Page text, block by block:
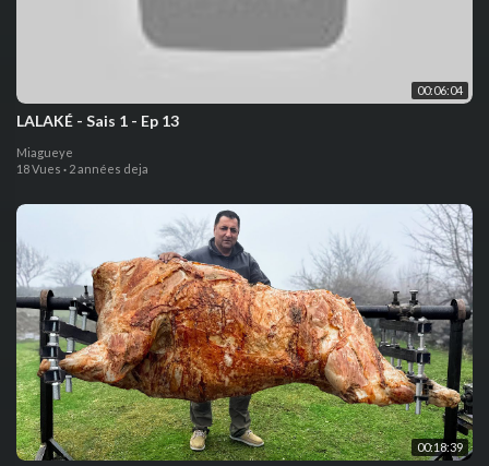
00:06:04
LALAKÉ - Sais 1 - Ep 13
Miagueye
18 Vues · 2 années deja
00:18:39